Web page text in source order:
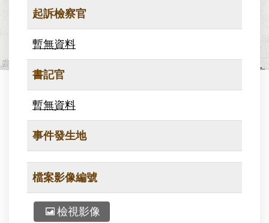
起訴檢察官
暫無資料
書記官
暫無資料
事件發生地
檔案影像編號
檢視影像